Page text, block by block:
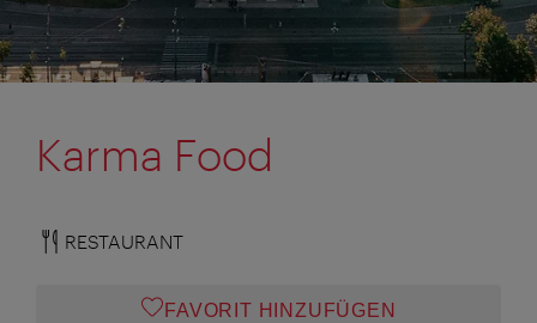
Karma Food
RESTAURANT
FAVORIT HINZUFÜGEN